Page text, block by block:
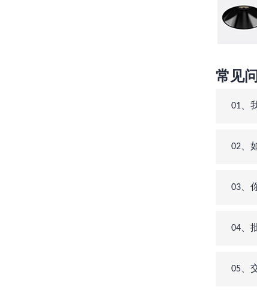
常见
01、
02、
03、
04、
05、